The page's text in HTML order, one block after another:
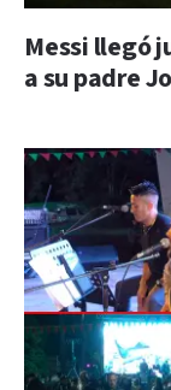
Messi llegó
a su padre